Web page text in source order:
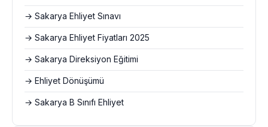
→ Sakarya Ehliyet Sınavı
→ Sakarya Ehliyet Fiyatları 2025
→ Sakarya Direksiyon Eğitimi
→ Ehliyet Dönüşümü
→ Sakarya B Sınıfı Ehliyet